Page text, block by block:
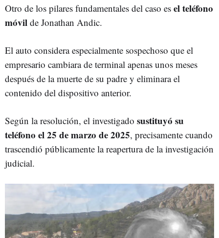
Otro de los pilares fundamentales del caso es el teléfono
móvil de Jonathan Andic.
El auto considera especialmente sospechoso que el
empresario cambiara de terminal apenas unos meses
después de la muerte de su padre y eliminara el
contenido del dispositivo anterior.
Según la resolución, el investigado sustituyó su
teléfono el 25 de marzo de 2025, precisamente cuando
trascendió públicamente la reapertura de la investigación
judicial.